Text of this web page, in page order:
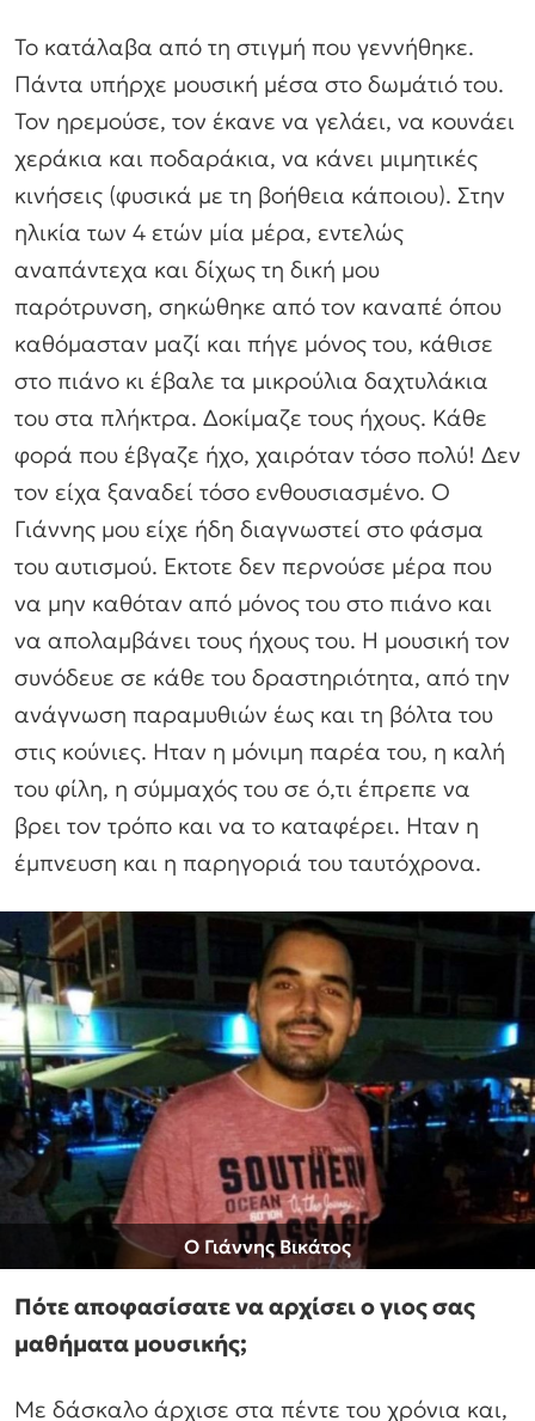
Το κατάλαβα από τη στιγμή που γεννήθηκε.
Πάντα υπήρχε μουσική μέσα στο δωμάτιό του.
Τον ηρεμούσε, τον έκανε να γελάει, να κουνάει
χεράκια και ποδαράκια, να κάνει μιμητικές
κινήσεις (φυσικά με τη βοήθεια κάποιου). Στην
ηλικία των 4 ετών μία μέρα, εντελώς
αναπάντεχα και δίχως τη δική μου
παρότρυνση, σηκώθηκε από τον καναπέ όπου
καθόμασταν μαζί και πήγε μόνος του, κάθισε
στο πιάνο κι έβαλε τα μικρούλια δαχτυλάκια
του στα πλήκτρα. Δοκίμαζε τους ήχους. Κάθε
φορά που έβγαζε ήχο, χαιρόταν τόσο πολύ! Δεν
τον είχα ξαναδεί τόσο ενθουσιασμένο. Ο
Γιάννης μου είχε ήδη διαγνωστεί στο φάσμα
του αυτισμού. Εκτοτε δεν περνούσε μέρα που
να μην καθόταν από μόνος του στο πιάνο και
να απολαμβάνει τους ήχους του. Η μουσική τον
συνόδευε σε κάθε του δραστηριότητα, από την
ανάγνωση παραμυθιών έως και τη βόλτα του
στις κούνιες. Ηταν η μόνιμη παρέα του, η καλή
του φίλη, η σύμμαχός του σε ό,τι έπρεπε να
βρει τον τρόπο και να το καταφέρει. Ηταν η
έμπνευση και η παρηγοριά του ταυτόχρονα.
Ο Γιάννης Βικάτος
Πότε αποφασίσατε να αρχίσει ο γιος σας
μαθήματα μουσικής;
Με δάσκαλο άρχισε στα πέντε του χρόνια και,